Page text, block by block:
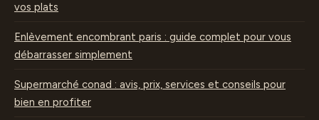
vos plats
Enlèvement encombrant paris : guide complet pour vous
débarrasser simplement
Supermarché conad : avis, prix, services et conseils pour
bien en profiter